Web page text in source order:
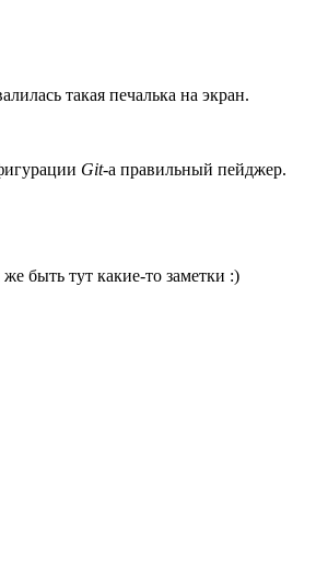
такая печалька на экран.
Git-а правильный пейджер.
быть тут какие-то заметки :)